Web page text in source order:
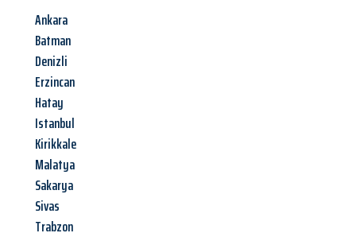
Ankara
Batman
Denizli
Erzincan
Hatay
Istanbul
Kirikkale
Malatya
Sakarya
Sivas
Trabzon